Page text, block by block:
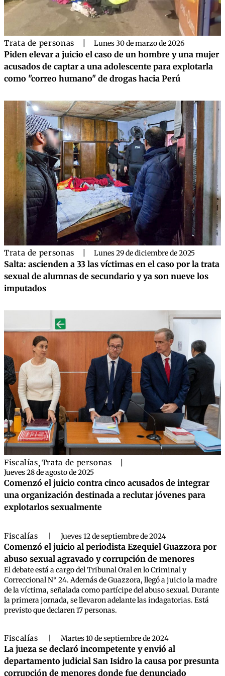
Trata de personas Lunes 30 de marzo de 2026
Piden elevar a juicio el caso de un hombre y una mujer
acusados de captar a una adolescente para explotarla
como "correo humano" de drogas hacia Perú
Trata de personas Lunes 29 de diciembre de 2025
Salta: ascienden a 33 las víctimas en el caso por la trata
sexual de alumnas de secundario y ya son nueve los
imputados
Fiscalías,Trata de personas
Jueves 28 de agosto de 2025
Comenzó el juicio contra cinco acusados de integrar
una organización destinada a reclutar jóvenes para
explotarlos sexualmente
Fiscalías Jueves 12 de septiembre de 2024
Comenzó el juicio al periodista Ezequiel Guazzora por
abuso sexual agravado y corrupción de menores
El debate está a cargo del Tribunal Oral en lo Criminal y
Correccional N° 24. Además de Guazzora, llegó a juicio la madre
de la víctima, señalada como partícipe del abuso sexual. Durante
la primera jornada, se llevaron adelante las indagatorias. Está
previsto que declaren 17 personas.
Fiscalías Martes 10 de septiembre de 2024
La jueza se declaró incompetente y envió al
departamento judicial San Isidro la causa por presunta
corrupción de menores donde fue denunciado